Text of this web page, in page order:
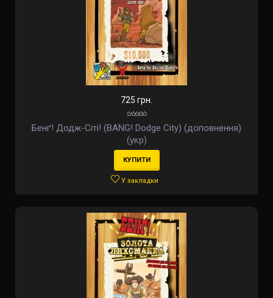
725 грн.
Бенґ! Додж-Cіті! (BANG! Dodge City) (доповнення)
(укр)
КУПИТИ
У закладки